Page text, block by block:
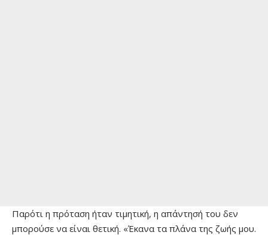
Παρότι η πρόταση ήταν τιμητική, η απάντησή του δεν
μπορούσε να είναι θετική. «Έκανα τα πλάνα της ζωής μου.